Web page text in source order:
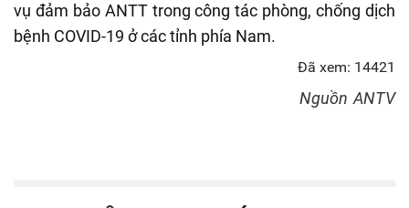
vụ đảm bảo ANTT trong công tác phòng, chống dịch
bệnh COVID-19 ở các tỉnh phía Nam.
Đã xem: 14421
Nguồn ANTV